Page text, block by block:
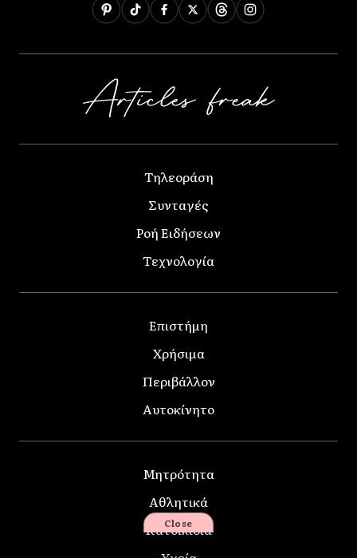
Τηλεοράση
Συνταγές
Ροή Ειδήσεων
Τεχνολογία
Επιστήμη
Χρήσιμα
Περιβάλλον
Αυτοκίνητο
Μητρότητα
Αθλητικά
Κατοικίδια
Close